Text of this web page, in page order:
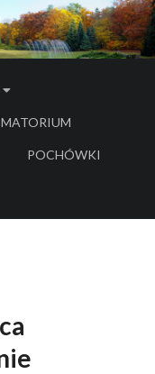
POCHÓWKI
- LINK DO SERWISU